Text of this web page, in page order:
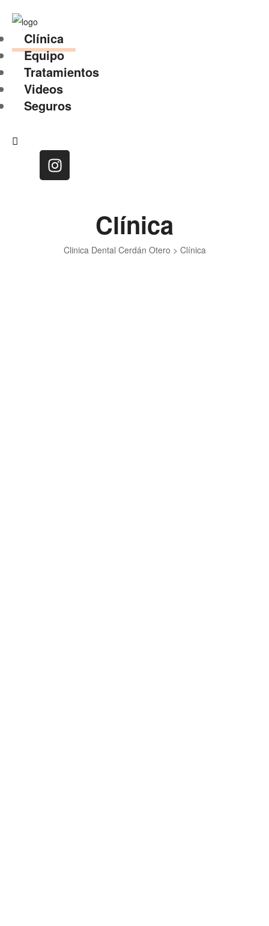
Clínica
Equipo
Tratamientos
Videos
Seguros
Clinica Dental Cerdán Otero > Clínica
Clínica